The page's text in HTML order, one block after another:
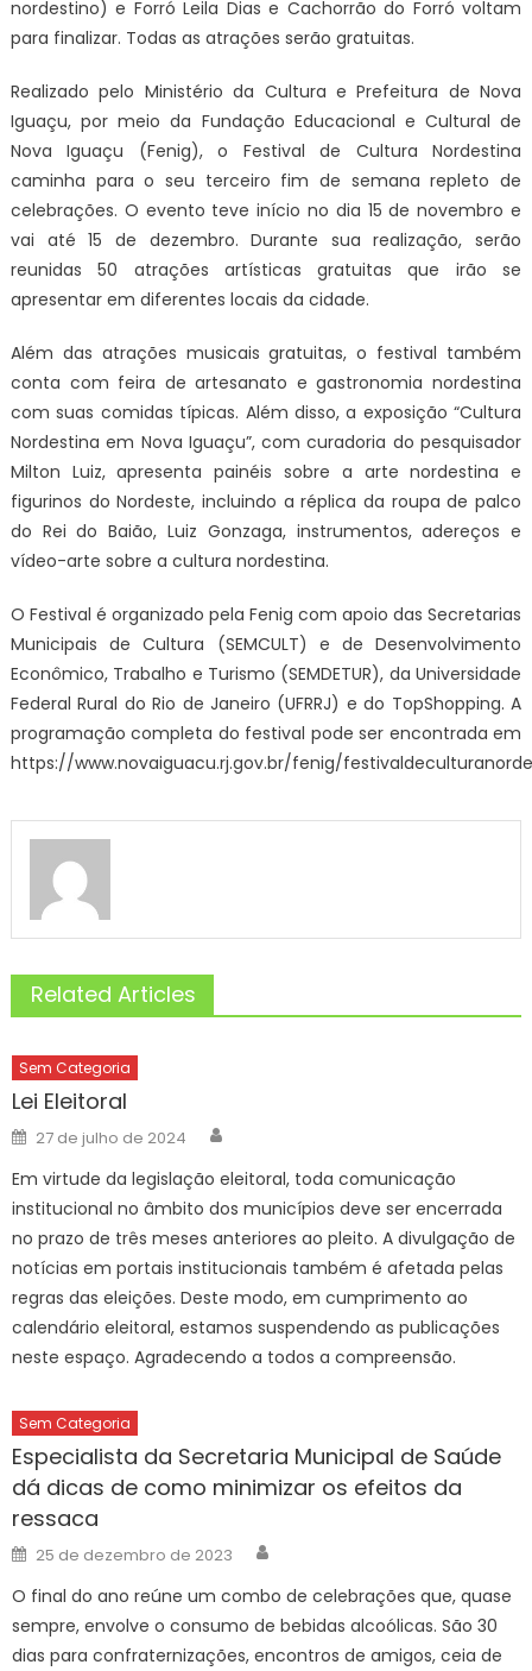
nordestino) e Forró Leila Dias e Cachorrão do Forró voltam
para finalizar. Todas as atrações serão gratuitas.
Realizado pelo Ministério da Cultura e Prefeitura de Nova
Iguaçu, por meio da Fundação Educacional e Cultural de
Nova Iguaçu (Fenig), o Festival de Cultura Nordestina
caminha para o seu terceiro fim de semana repleto de
celebrações. O evento teve início no dia 15 de novembro e
vai até 15 de dezembro. Durante sua realização, serão
reunidas 50 atrações artísticas gratuitas que irão se
apresentar em diferentes locais da cidade.
Além das atrações musicais gratuitas, o festival também
conta com feira de artesanato e gastronomia nordestina
com suas comidas típicas. Além disso, a exposição “Cultura
Nordestina em Nova Iguaçu”, com curadoria do pesquisador
Milton Luiz, apresenta painéis sobre a arte nordestina e
figurinos do Nordeste, incluindo a réplica da roupa de palco
do Rei do Baião, Luiz Gonzaga, instrumentos, adereços e
vídeo-arte sobre a cultura nordestina.
O Festival é organizado pela Fenig com apoio das Secretarias
Municipais de Cultura (SEMCULT) e de Desenvolvimento
Econômico, Trabalho e Turismo (SEMDETUR), da Universidade
Federal Rural do Rio de Janeiro (UFRRJ) e do TopShopping. A
programação completa do festival pode ser encontrada em
https://www.novaiguacu.rj.gov.br/fenig/
Related Articles
Sem Categoria
Lei Eleitoral
Posted
on
27 de julho de 2024
Em virtude da legislação eleitoral, toda comunicação
institucional no âmbito dos municípios deve ser encerrada
no prazo de três meses anteriores ao pleito. A divulgação de
notícias em portais institucionais também é afetada pelas
regras das eleições. Deste modo, em cumprimento ao
calendário eleitoral, estamos suspendendo as publicações
neste espaço. Agradecendo a todos a compreensão.
Sem Categoria
Especialista da Secretaria Municipal de Saúde
dá dicas de como minimizar os efeitos da
ressaca
Posted
on
25 de dezembro de 2023
O final do ano reúne um combo de celebrações que, quase
sempre, envolve o consumo de bebidas alcoólicas. São 30
dias para confraternizações, encontros de amigos, ceia de